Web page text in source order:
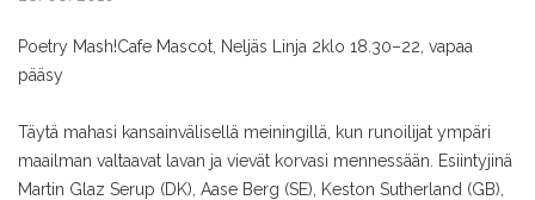
Poetry Mash!Cafe Mascot, Neljäs Linja 2klo 18.30–22, vapaa
pääsy
Täytä mahasi kansainvälisellä meiningillä, kun runoilijat ympäri
maailman valtaavat lavan ja vievät korvasi mennessään. Esiintyjinä
Martin Glaz Serup (DK), Aase Berg (SE), Keston Sutherland (GB),